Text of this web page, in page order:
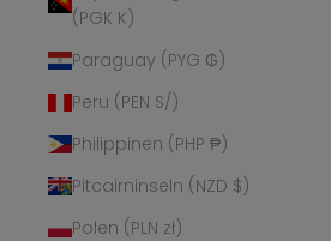
(PGK K)
Paraguay (PYG ₲)
Peru (PEN S/)
Philippinen (PHP ₱)
Pitcairninseln (NZD $)
Polen (PLN zł)